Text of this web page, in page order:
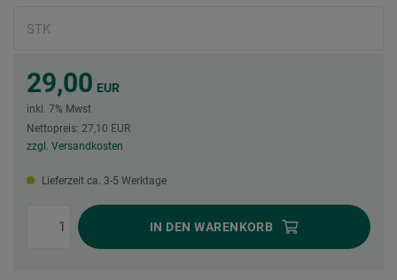
29,00 EUR
inkl. 7% Mwst
Nettopreis: 27,10 EUR
zzgl. Versandkosten
Lieferzeit ca. 3-5 Werktage
IN DEN WARENKORB